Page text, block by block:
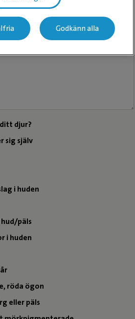
djur?
sig själv
i huden
päls
i huden
röda ögon
eller päls
Godkänn alla